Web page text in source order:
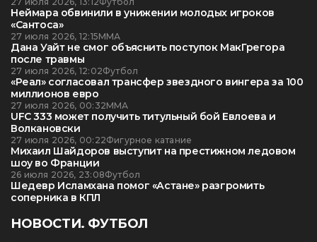
Неймара обвинили в унижении молодых игроков
«Сантоса»
27 июля 2026, 12:15ММА
Дана Уайт не смог объяснить поступок МакГрегора
после травмы
27 июля 2026, 12:02Футбол
«Реал» согласовал трансфер звездного вингера за 100
миллионов евро
27 июля 2026, 00:32ММА
UFC 333 может получить титульный бой Евлоева и
Волкановски
27 июля 2026, 00:22Фигурное катание
Михаил Шайдоров выступит на престижном ледовом
шоу во Франции
26 июля 2026, 23:08Футбол
Шедевр Исламхана помог «Астане» разгромить
соперника в КПЛ
НОВОСТИ. ФУТБОЛ